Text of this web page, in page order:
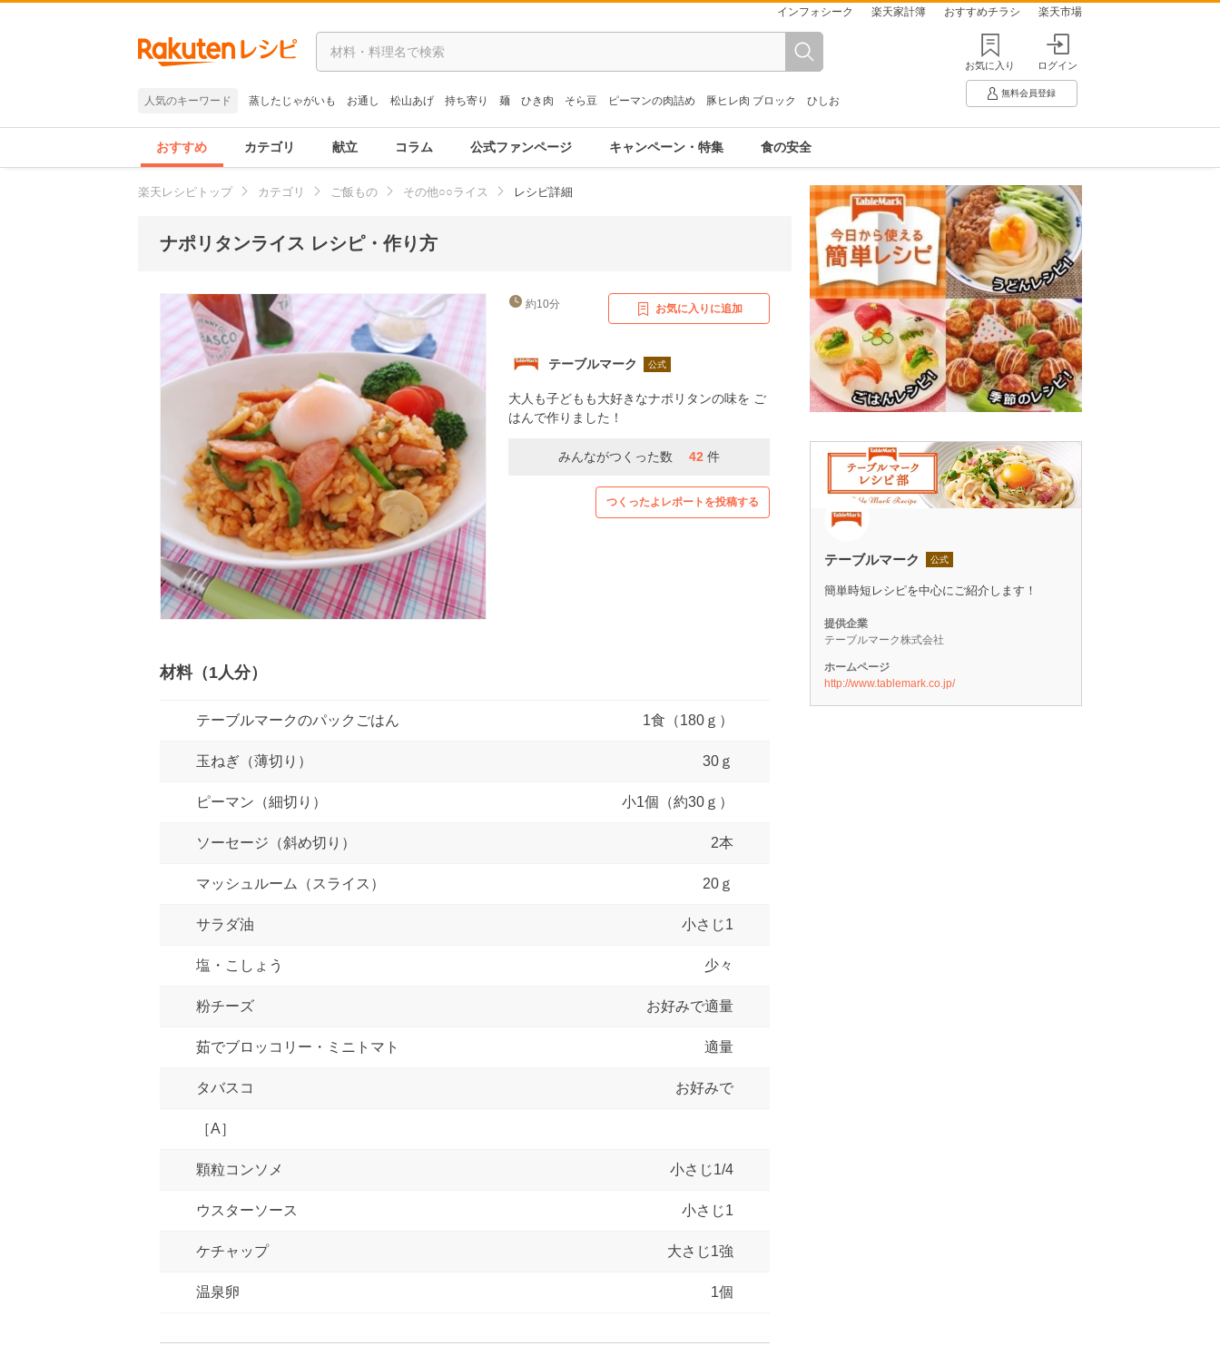
インフォシーク 楽天家計簿 おすすめチラシ 楽天市場
人気のキーワード 蒸したじゃがいも お通し 松山あげ 持ち寄り 麺 ひき肉 そら豆 ピーマンの肉詰め 豚ヒレ肉 ブロック ひしお
お気に入り ログイン
無料会員登録
おすすめ カテゴリ 献立 コラム 公式ファンページ キャンペーン・特集 食の安全
楽天レシピトップ カテゴリ ご飯もの その他○○ライス レシピ詳細
ナポリタンライス レシピ・作り方
約10分 お気に入りに追加
テーブルマーク 公式
大人も子どもも大好きなナポリタンの味を ご
はんで作りました！
みんながつくった数 42 件
つくったよレポートを投稿する
材料（1人分）
テーブルマークのパックごはん 1食（180ｇ）
玉ねぎ（薄切り） 30ｇ
ピーマン（細切り） 小1個（約30ｇ）
ソーセージ（斜め切り） 2本
マッシュルーム（スライス） 20ｇ
サラダ油 小さじ1
塩・こしょう 少々
粉チーズ お好みで適量
茹でブロッコリー・ミニトマト 適量
タバスコ お好みで
［A］
顆粒コンソメ 小さじ1/4
ウスターソース 小さじ1
ケチャップ 大さじ1強
温泉卵 1個
テーブルマーク 公式
簡単時短レシピを中心にご紹介します！
提供企業
テーブルマーク株式会社
ホームページ
http://www.tablemark.co.jp/